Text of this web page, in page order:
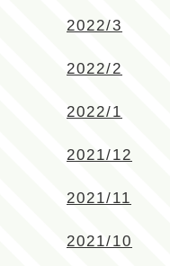
2022/3
2022/2
2022/1
2021/12
2021/11
2021/10